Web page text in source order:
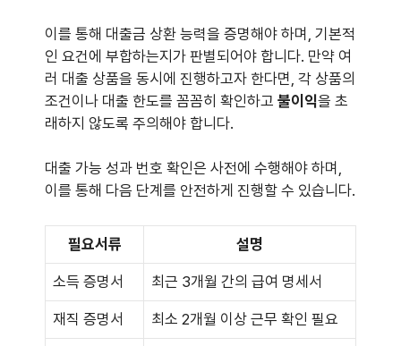
이를 통해 대출금 상환 능력을 증명해야 하며, 기본적
인 요건에 부합하는지가 판별되어야 합니다. 만약 여
러 대출 상품을 동시에 진행하고자 한다면, 각 상품의
조건이나 대출 한도를 꼼꼼히 확인하고 불이익을 초
래하지 않도록 주의해야 합니다.
대출 가능 성과 번호 확인은 사전에 수행해야 하며,
이를 통해 다음 단계를 안전하게 진행할 수 있습니다.
필요서류 설명
소득 증명서 최근 3개월 간의 급여 명세서
재직 증명서 최소 2개월 이상 근무 확인 필요